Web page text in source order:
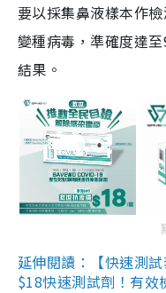
要以採集鼻液樣本作
變種病毒，準確度達
結果。
延伸閱讀：【快速測
$18快速測試劑！有